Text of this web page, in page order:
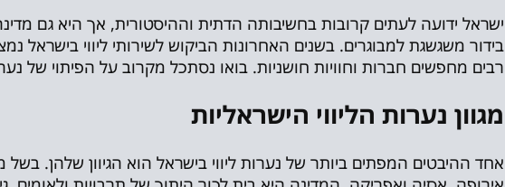
ישראל ידועה לעתים קרובות בחשיבותה הדתית וההיסטורית, אך היא גם
בידור משגשגת למבוגרים. בשנים האחרונות הביקוש לשירותי ליווי בישראל
רבים מחפשים חברות וחוויות חושניות. בואו נסתכל מקרוב על הפיתוי של
מגוון נערות הליווי הישראליות
אחד ההיבטים המפתים ביותר של נערות ליווי בישראל הוא הגיוון שלהן.